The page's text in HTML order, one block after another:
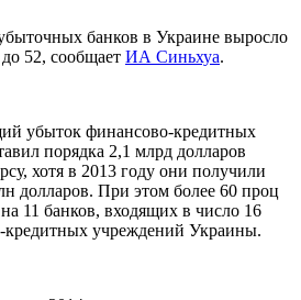
банков в Украине выросло
52, сообщает ИА Синьхуа.
убыток финансово-кредитных
порядка 2,1 млрд долларов
хотя в 2013 году они получили
долларов. При этом более 60 проц
11 банков, входящих в число 16
учреждений Украины.